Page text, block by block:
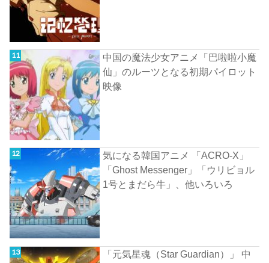
中国の魔法少女アニメ「巴啦啦小魔
仙」のルーツとなる初期パイロット
映像
気になる韓国アニメ 「ACRO-X」
「Ghost Messenger」「ウリビョル
1号とまだら牛」、他いろいろ
「元気星魂（Star Guardian）」 中